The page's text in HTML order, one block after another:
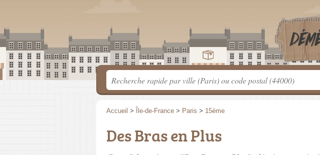
Accueil > Île-de-France > Paris > 15ème
Des Bras en Plus